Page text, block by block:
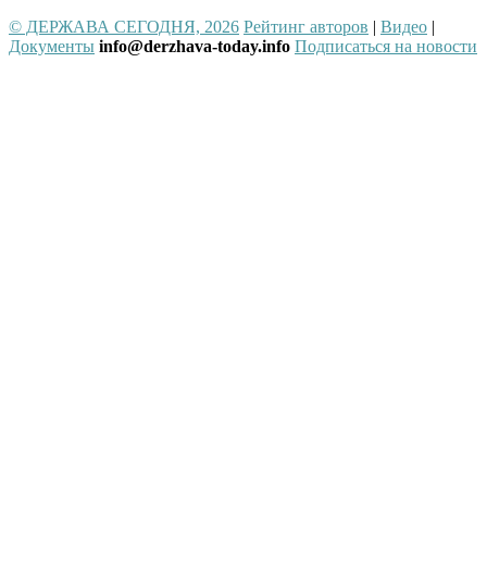
© ДЕРЖАВА СЕГОДНЯ, 2026 Рейтинг авторов | Видео |
Документы info@derzhava-today.info Подписаться на новости